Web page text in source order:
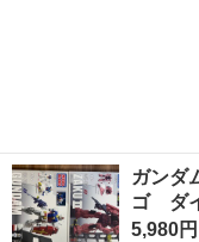
ガン
ゴ ダ
5,980円